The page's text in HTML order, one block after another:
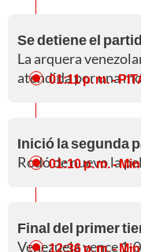
Se detiene el
La arquera
atendida por una
01:11 p. m.-
Inició la segunda
Rodó de nuevo la
01:10 p. m. -
Final del primer
Venezuela vence 1-
12:36 p. m.-